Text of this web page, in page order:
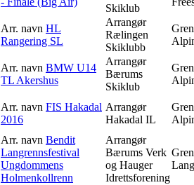
Skiklub
Arr. navn HL
Rangering SL
Arrangør
Rælingen
Skiklubb
Gren
Arr. navn BMW U14
TL Akershus
Arrangør
Bærums
Skiklub
Gren
Arr. navn FIS Hakadal
2016
Arrangør
Hakadal IL
Gren
Arr. navn Bendit
Langrennsfestival
Ungdommens
Holmenkollrenn
Arrangør
Bærums Verk
og Hauger
Idrettsforening
Gren